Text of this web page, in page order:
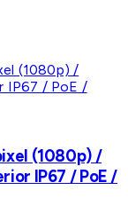
(1080p) /
IP67 / PoE /